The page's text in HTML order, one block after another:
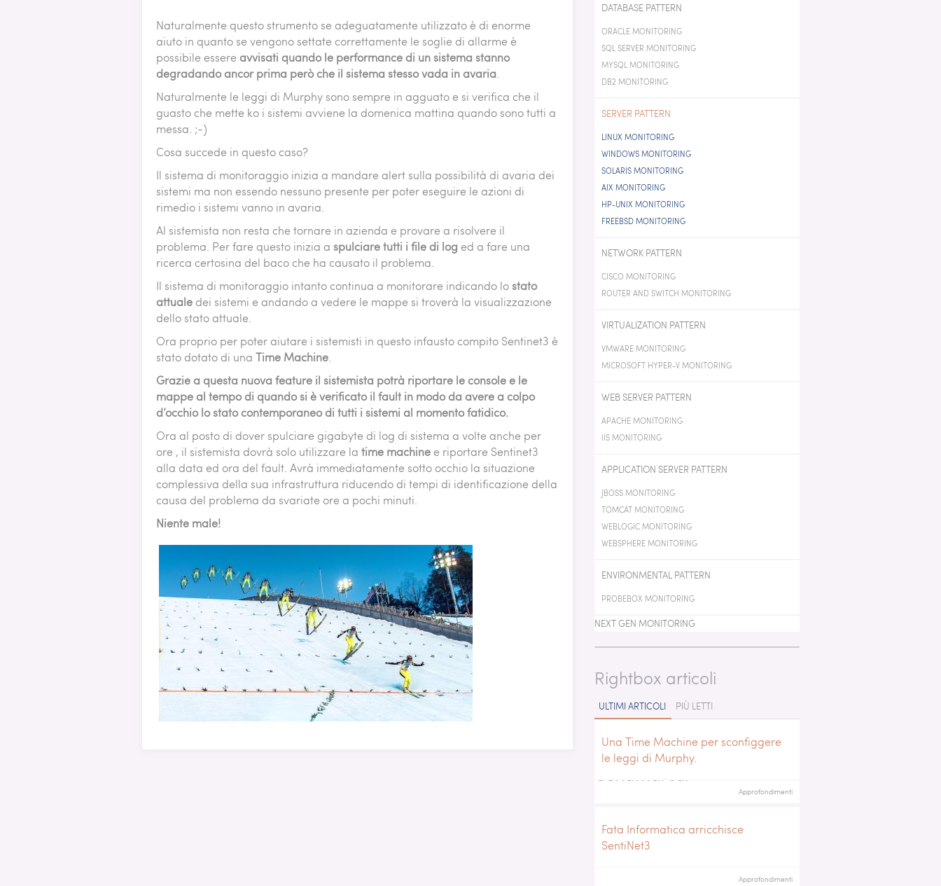
PATTERN
JBOSS MONITORING
TOMCAT MONITORING
WEBLOGIC MONITORING
PROBEBOX MONITORING
NEXT GEN MONITORING
Naturalmente questo strumento se adeguatamente utilizzato è di enorme
aiuto in quanto se vengono settate correttamente le soglie di allarme è
possibile essere avvisati quando le performance di un sistema stanno
degradando ancor prima però che il sistema stesso vada in avaria
Naturalmente le leggi di Murphy sono sempre in agguato e si verifica che il
guasto che mette ko i sistemi avviene la domenica mattina quando sono tutti a
messa. ;-)
Cosa succede in questo caso?
Il sistema di monitoraggio inizia a mandare alert sulla possibilità di avaria dei
sistemi ma non essendo nessuno presente per poter eseguire le azioni di
rimedio i sistemi vanno in avaria.
Al sistemista non resta che tornare in azienda e provare a risolvere il
problema. Per fare questo inizia a spulciare tutti i file di log ed a fare una
ricerca certosina del baco che ha causato il problema.
Il sistema di monitoraggio intanto continua a monitorare indicando lostato
attuale dei sistemi e andando a vedere le mappe si troverà la visualizzazione
dello stato attuale.
Ora proprio per poter aiutare i sistemisti in questo infausto compito Sentinet3 è
stato dotato di una Time Machine
Grazie a questa nuova feature il sistemista potrà riportare le console e le
mappe al tempo di quando si è verificato il fault in modo da avere a colpo
d’occhio lo stato contemporaneo di tutti i sistemi al momento fatidico.
Ora al posto di dover spulciare gigabyte di log di sistema a volte anche per
ore , il sistemista dovrà solo utilizzare la time machine e riportare Sentinet3
alla data ed ora del fault. Avrà immediatamente sotto occhio la situazione
complessiva della sua infrastruttura riducendo di tempi di identificazione della
causa del problema da svariate ore a pochi minuti.
Niente male!
DATABASE PATTERN
ORACLE MONITORING
SQL SERVER MONITORING
MYSQL MONITORING
DB2 MONITORING
SERVER PATTERN
LINUX MONITORING
WINDOWS MONITORING
SOLARIS MONITORING
AIX MONITORING
HP-UNIX MONITORING
FREEBSD MONITORING
NETWORK PATTERN
CISCO MONITORING
ROUTER AND SWITCH MONITORING
VIRTUALIZATION PATTERN
VMWARE MONITORING
MICROSOFT HYPER-V MONITORING
WEB SERVER PATTERN
APACHE MONITORING
IIS MONITORING
APPLICATION SERVER PATTERN
JBOSS MONITORING
TOMCAT MONITORING
WEBLOGIC MONITORING
WEBSPHERE MONITORING
ENVIRONMENTAL PATTERN
PROBEBOX MONITORING
NEXT GEN MONITORING
Rightbox articoli
ULTIMI ARTICOLI PIÙ LETTI
Una Time Machine per sconfiggere
le leggi di Murphy.
Approfondimenti
Fata Informatica arricchisce
SentiNet3
Approfondimenti
Condividi su: